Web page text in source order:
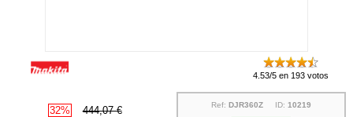
4.53/5 en 193 votos
32% 444,07 € Ref: DJR360ZID: 10219